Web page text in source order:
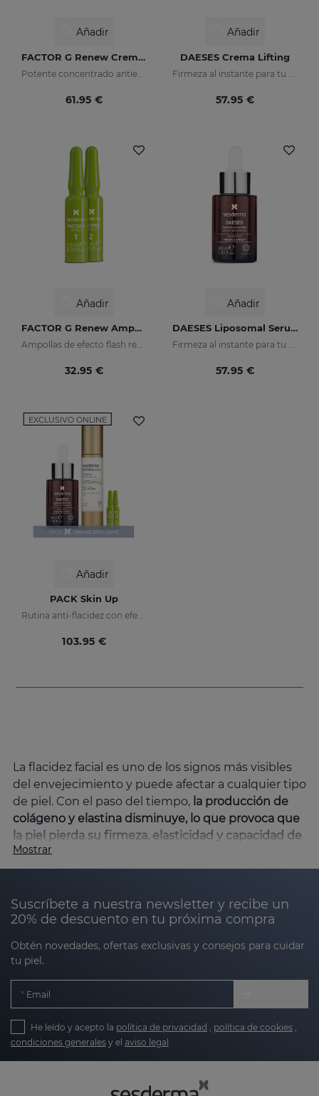
Añadir
FACTOR G Renew Crema Gel
61.95 €
Añadir
DAESES Crema Lifting
57.95 €
Añadir
FACTOR G Renew Ampollas Bioestimulantes
Ampollas de efecto flash reafirmante
32.95 €
Añadir
DAESES Liposomal Serum
Firmeza al instante para tu piel
57.95 €
EXCLUSIVO ONLINE
Añadir
PACK Skin Up
Rutina anti-flacidez con efecto tensor inmediato
103.95 €
La flacidez facial es uno de los signos más visibles
del envejecimiento y puede afectar a cualquier tipo
de piel. Con el paso del tiempo, la producción de
colágeno y elastina disminuye, lo que provoca que
la piel pierda su firmeza, elasticidad y capacidad de
regeneración.
amplia gama de productos específicos que ayudan
piel, proporcionando resultados visibles y
duraderos.
¿Qué causa la flacidez facial?
envejecimiento, pero también puede verse
aceleradapor factores como la exposición excesiva
al sol, el tabaco, el estrés oxidativo, factores
genéticos y hábitos alimenticios poco saludables,
entre otros. La flacidez facial suele manifestarse
la piel es más fina,principalmente en áreas como el
Mostrar
Suscríbete a nuestra newsletter y recibe un
20% de descuento en tu próxima compra
Obtén novedades, ofertas exclusivas y consejos para cuidar
tu piel.
Email
He leído y acepto la política de privacidad , política de cookies ,
condiciones generales y el aviso legal